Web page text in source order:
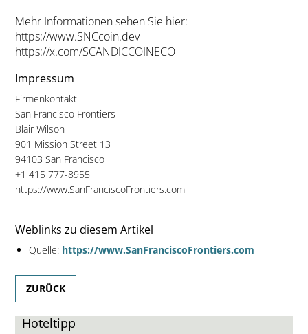
Mehr Informationen sehen Sie hier:
https://www.SNCcoin.dev
https://x.com/SCANDICCOINECO
Impressum
Firmenkontakt
San Francisco Frontiers
Blair Wilson
901 Mission Street 13
94103 San Francisco
+1 415 777-8955
https://www.SanFranciscoFrontiers.com
Weblinks zu diesem Artikel
Quelle: https://www.SanFranciscoFrontiers.com
ZURÜCK
Hoteltipp